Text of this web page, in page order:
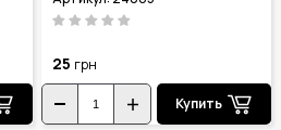
25 грн
Купить